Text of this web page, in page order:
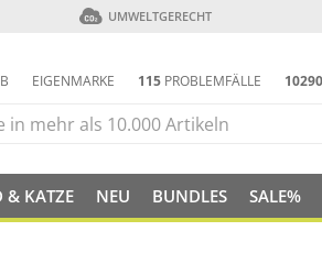
UMWELTGERECHT
EIGENMARKE 115 PROBLEMFÄLLE 10290
& KATZE NEU BUNDLES SALE%